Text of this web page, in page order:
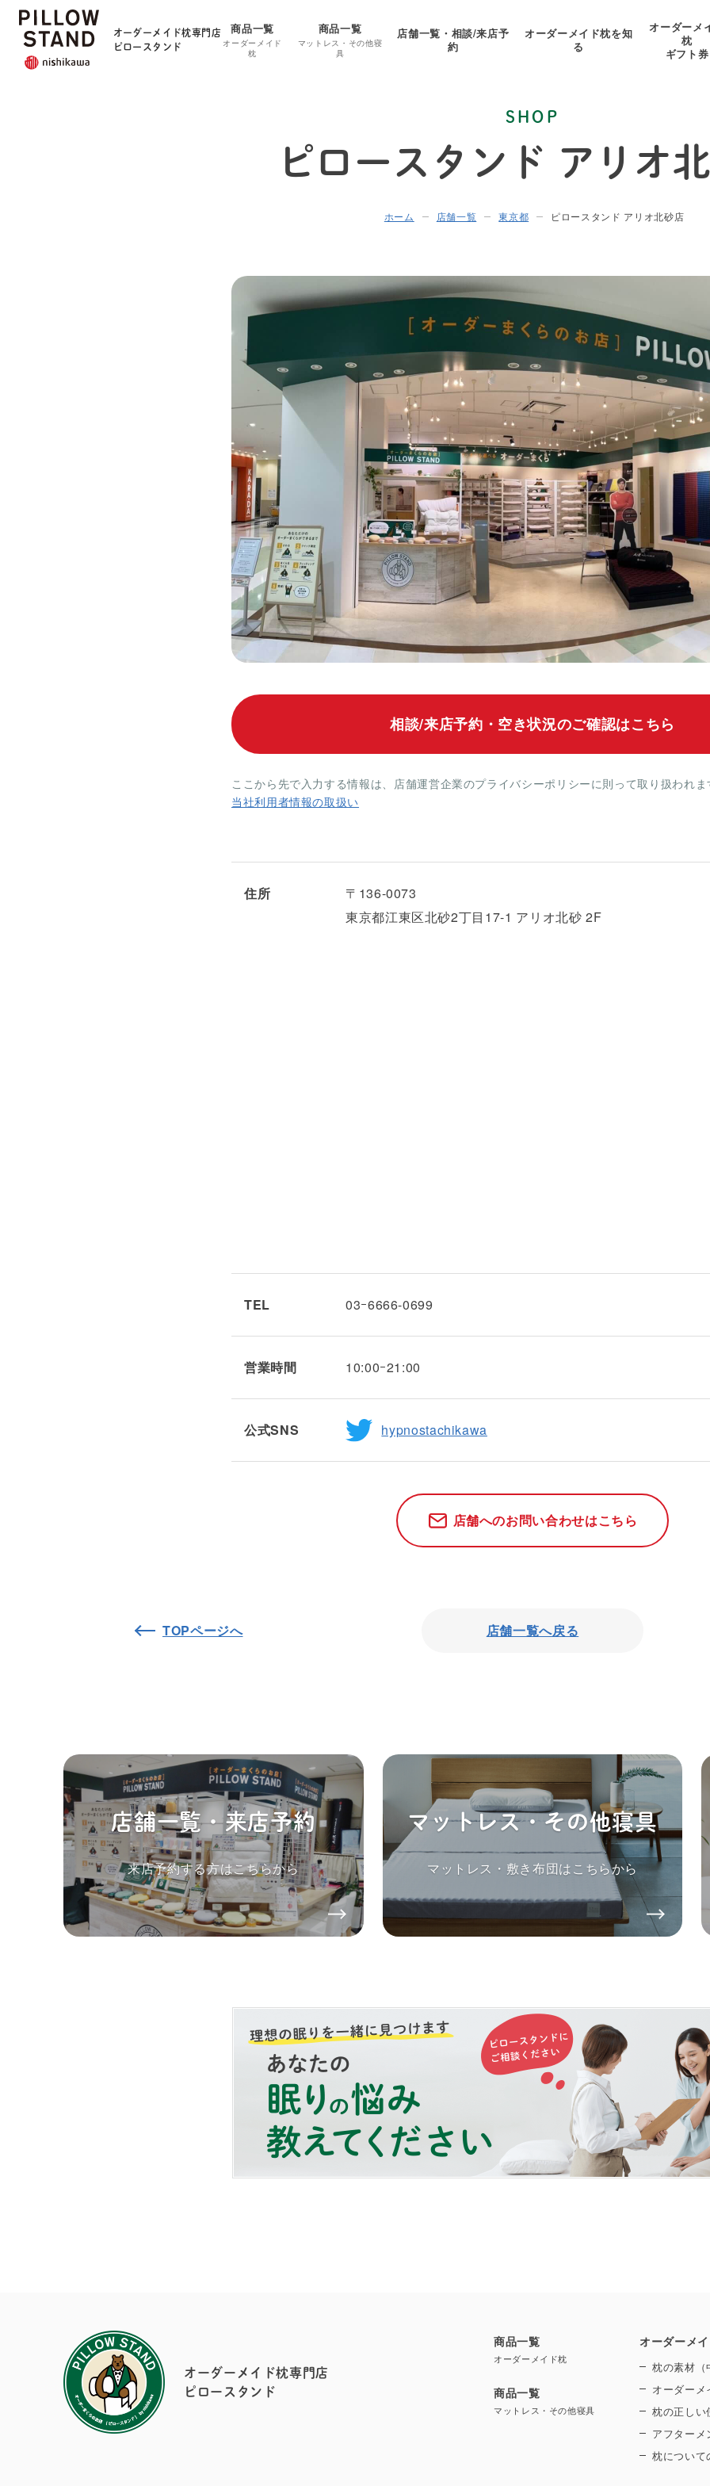
オーダーメイド枕専門店
ピロースタンド
商品一覧
オーダーメイド
枕
商品一覧
マットレス・その他寝
具
店舗一覧・相談/来店予
約
オーダーメイド枕を知
る
オーダーメ
枕
ギフト券
SHOP
ピロースタンド アリオ
ホーム 店舗一覧 東京都 ピロースタンド アリオ北砂店
相談/来店予約・空き状況のご確認はこちら
ここから先で入力する情報は、店舗運営企業のプライバシーポリシーに則って取り扱われ
当社利用者情報の取扱い
住所
〒136-0073
東京都江東区北砂2丁目17-1 アリオ北砂 2F
TEL 03ｰ6666-0699
営業時間 10:00ｰ21:00
公式SNS hypnostachikawa
店舗へのお問い合わせはこちら
TOPページへ 店舗一覧へ戻る
店舗一覧・来店予約
来店予約する方はこちらから
マットレス・その他寝具
マットレス・敷き布団はこちらから
オーダーメイド枕専門店
ピロースタンド
商品一覧
オーダーメイド枕
商品一覧
マットレス・その他寝具
オーダーメ
枕の素材（
オーダー
枕の正しい
アフター
枕について